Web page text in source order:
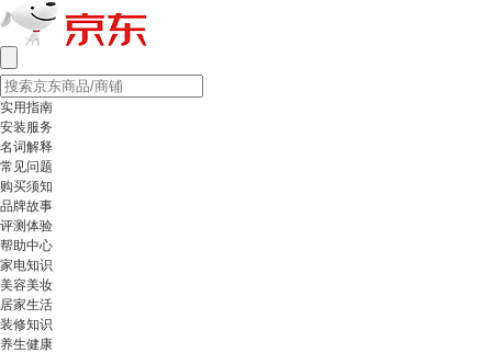
实用指南
安装服务
名词解释
常见问题
购买须知
品牌故事
评测体验
帮助中心
家电知识
美容美妆
居家生活
装修知识
养生健康